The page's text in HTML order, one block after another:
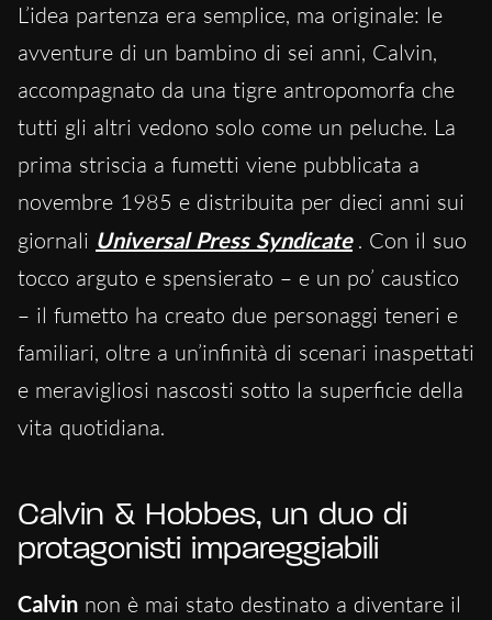
L’idea partenza era semplice, ma originale: le
avventure di un bambino di sei anni, Calvin,
accompagnato da una tigre antropomorfa che
tutti gli altri vedono solo come un peluche. La
prima striscia a fumetti viene pubblicata a
novembre 1985 e distribuita per dieci anni sui
giornali Universal Press Syndicate . Con il suo
tocco arguto e spensierato – e un po’ caustico
– il fumetto ha creato due personaggi teneri e
familiari, oltre a un’infinità di scenari inaspettati
e meravigliosi nascosti sotto la superficie della
vita quotidiana.
Calvin & Hobbes, un duo di
protagonisti impareggiabili
Calvin non è mai stato destinato a diventare il